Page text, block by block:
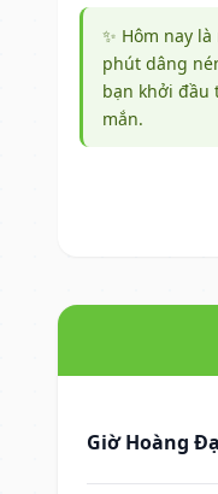
✨ Hôm nay
phút dâng
bạn khởi đầu
mắn.
Giờ Hoàng